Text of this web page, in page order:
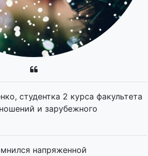
студентка 2 курса факультета
и зарубежного
напряженной